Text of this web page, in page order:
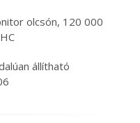
olcsón, 120 000
állítható